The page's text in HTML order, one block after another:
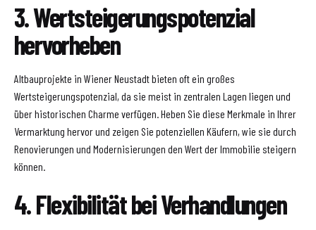
3. Wertsteigerungspotenzial
hervorheben
Altbauprojekte in Wiener Neustadt bieten oft ein großes
Wertsteigerungspotenzial, da sie meist in zentralen Lagen liegen und
über historischen Charme verfügen. Heben Sie diese Merkmale in Ihrer
Vermarktung hervor und zeigen Sie potenziellen Käufern, wie sie durch
Renovierungen und Modernisierungen den Wert der Immobilie steigern
können.
4. Flexibilität bei Verhandlungen